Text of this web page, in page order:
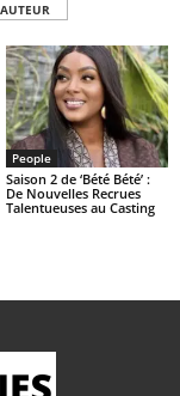
People
Saison 2 de ‘Bété Bété’ :
De Nouvelles Recrues
Talentueuses au Casting